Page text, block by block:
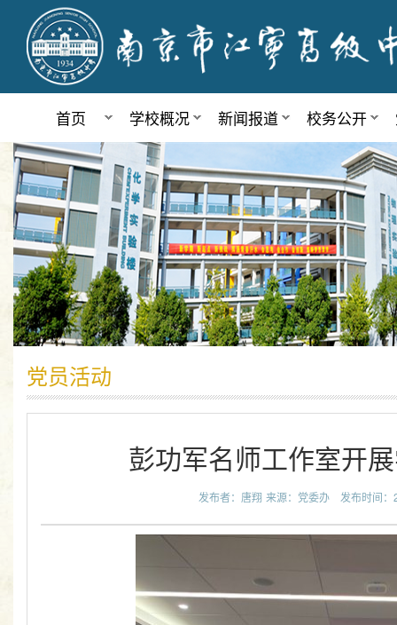
首页 学校概况 新闻报道 校务公开
党员活动
彭功军名师工作室开
发布者：唐翔 来源：党委办 发布时间